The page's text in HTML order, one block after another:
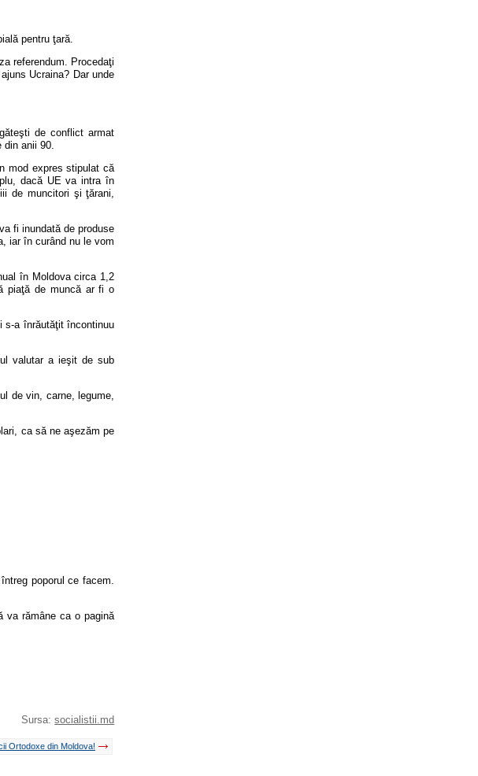
pentru ţară.
referendum. Procedaţi
Ucraina? Dar unde
de conflict armat
din anii 90.
mod expres stipulat că
dacă UE va intra în
de muncitori şi ţărani,
fi inundată de produse
iar în curând nu le vom
în Moldova circa 1,2
piaţă de muncă ar fi o
s-a înrăutăţit încontinuu
valutar a ieşit de sub
de vin, carne, legume,
ca să ne aşezăm pe
poporul ce facem.
va rămâne ca o pagină
Sursa:socialistii.md
Ortodoxe din Moldova!